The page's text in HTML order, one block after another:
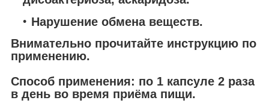
Нарушение обмена веществ.
Внимательно прочитайте инструкцию по
применению.
Способ применения: по 1 капсуле 2 раза
в день во время приёма пищи.